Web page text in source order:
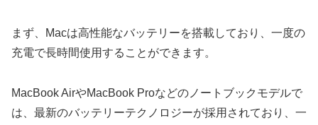
まず、Macは高性能なバッテリーを搭載しており、一度の
充電で長時間使用することができます。
MacBook AirやMacBook Proなどのノートブックモデルで
は、最新のバッテリーテクノロジーが採用されており、一